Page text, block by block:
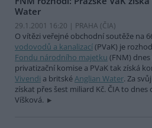
Water
29.1.2001 16:20 | PRAHA (ČIA)
O vítězi veřejné obchodní soutěže na
vodovodů a kanalizací(PVaK) je
Fondu národního majetku (FNM)
privatizační komise a PVaK tak získá
Vivendi a britskéAnglian Water. Za
získat přes šest miliard Kč. ČIA to dnes
Víšková.